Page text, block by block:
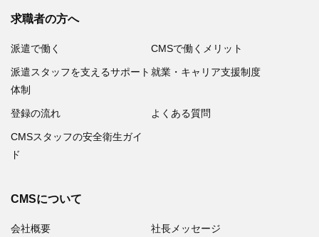
求職者の方へ
派遣で働く CMSで働くメリット
派遣スタッフを支えるサポート
体制
就業・キャリア支援制度
登録の流れ よくある質問
CMSスタッフの安全衛生ガイ
ド
CMSについて
会社概要 社長メッセージ